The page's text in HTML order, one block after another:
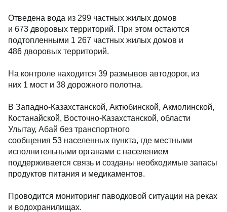
Отведена вода из 299 частных жилых домов
и 673 дворовых территорий. При этом остаются
подтопленными 1 267 частных жилых домов и
486 дворовых территорий.
На контроле находится 39 размывов автодорог, из
них 1 мост и 38 дорожного полотна.
В Западно-Казахстанской, Актюбинской, Акмолинской,
Костанайской, Восточно-Казахстанской, области
Улытау, Абай без транспортного
сообщения 53 населенных пункта, где местными
исполнительными органами с населением
поддерживается связь и созданы необходимые запасы
продуктов питания и медикаментов.
Проводится мониторинг паводковой ситуации на реках
и водохранилищах.